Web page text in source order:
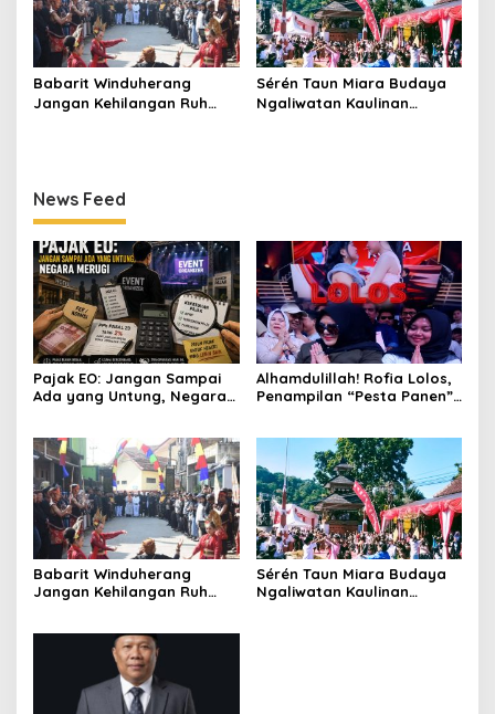
Babarit Winduherang
Jangan Kehilangan Ruh
Sérén Taun Miara Budaya
Ngaliwatan Kaulinan
News Feed
Pajak EO: Jangan Sampai
Ada yang Untung, Negara
Alhamdulillah! Rofia Lolos,
Penampilan “Pesta Panen”
Babarit Winduherang
Jangan Kehilangan Ruh
Sérén Taun Miara Budaya
Ngaliwatan Kaulinan